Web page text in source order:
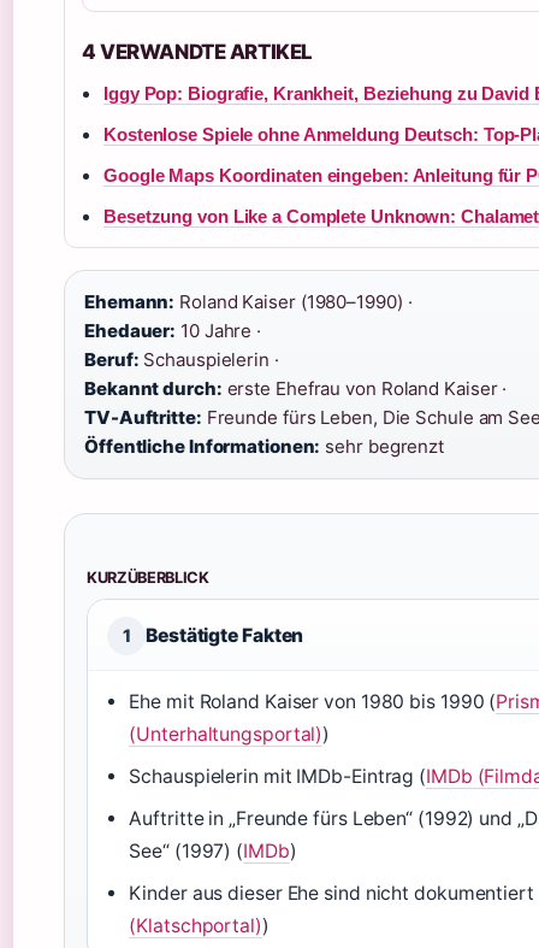
4 VERWANDTE ARTIKEL
Iggy Pop: Biografie, Krankheit, Beziehung zu David
Kostenlose Spiele ohne Anmeldung Deutsch: Top-
Google Maps Koordinaten eingeben: Anleitung für
Besetzung von Like a Complete Unknown:
Ehemann: Roland Kaiser (1980–1990) ·
Ehedauer: 10 Jahre ·
Beruf: Schauspielerin ·
Bekannt durch: erste Ehefrau von Roland Kaiser ·
TV-Auftritte: Freunde fürs Leben, Die Schule am
Öffentliche Informationen: sehr begrenzt
KURZÜBERBLICK
1 Bestätigte Fakten
Ehe mit Roland Kaiser von 1980 bis 1990 (
(Unterhaltungsportal))
Schauspielerin mit IMDb-Eintrag (IMDb
Auftritte in „Freunde fürs Leben“ (1992) und
See“ (1997) (IMDb)
Kinder aus dieser Ehe sind nicht dokumentiert
(Klatschportal))